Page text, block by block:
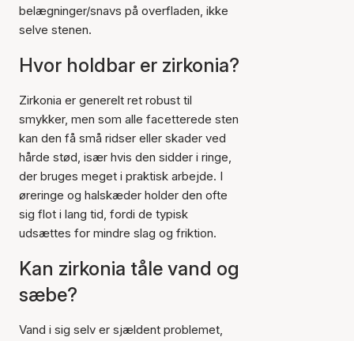
belægninger/snavs på overfladen, ikke
selve stenen.
Hvor holdbar er zirkonia?
Zirkonia er generelt ret robust til
smykker, men som alle facetterede sten
kan den få små ridser eller skader ved
hårde stød, især hvis den sidder i ringe,
der bruges meget i praktisk arbejde. I
øreringe og halskæder holder den ofte
sig flot i lang tid, fordi de typisk
udsættes for mindre slag og friktion.
Kan zirkonia tåle vand og
sæbe?
Vand i sig selv er sjældent problemet,